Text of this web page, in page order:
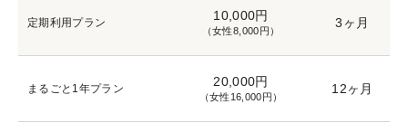
定期利用プラン 10,000円
（女性8,000円）
3ヶ月
まるごと1年プラン 20,000円
（女性16,000円）
12ヶ月